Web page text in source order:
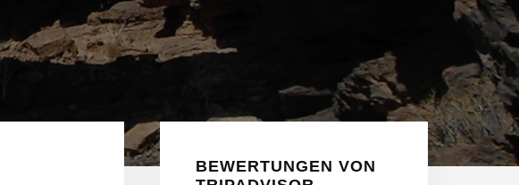
Seitenspalte
BEWERTUNGEN VON